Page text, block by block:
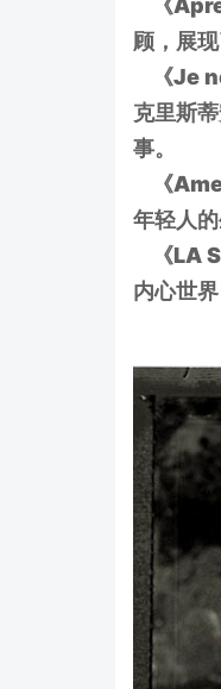
顾，展
《Je
克里斯
事。
《
年轻人
《LA
内心世